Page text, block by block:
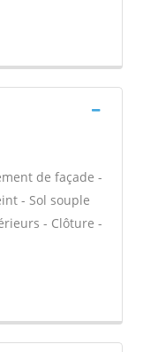
de façade -
- Sol souple
- Clôture -